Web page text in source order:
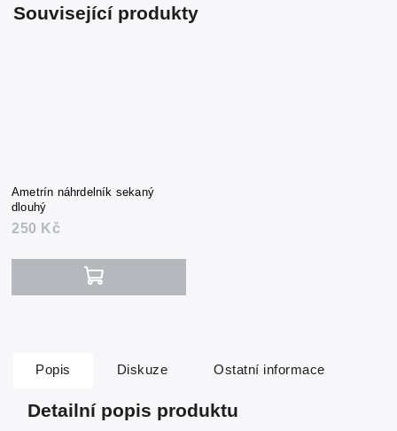
Související produkty
Ametrín náhrdelník sekaný
dlouhý
250 Kč
Popis Diskuze Ostatní informace
Detailní popis produktu